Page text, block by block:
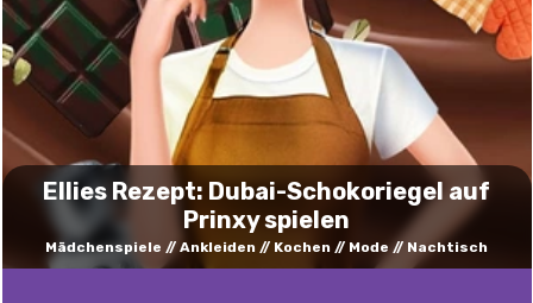
Ellies Rezept: Dubai-Schokoriegel auf
Prinxy spielen
Mädchenspiele Ankleiden Kochen Mode Nachtisch